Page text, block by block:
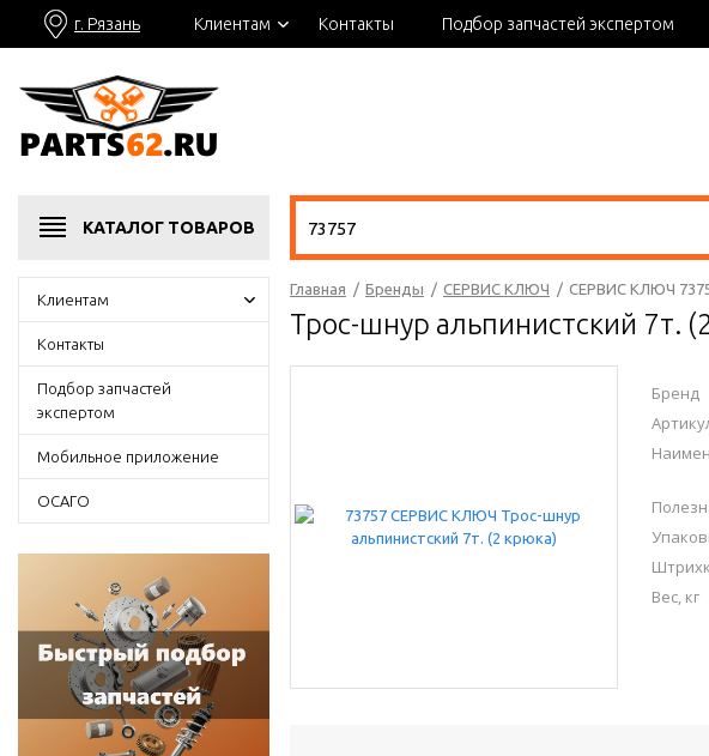
г. Рязань Клиентам Контакты Подбор запчастей экспертом
КАТАЛОГ ТОВАРОВ
Клиентам
Контакты
Подбор запчастей
экспертом
Мобильное приложение
ОСАГО
Главная / Бренды / СЕРВИС КЛЮЧ / СЕРВИС КЛЮЧ
Трос-шнур альпинистский
Бренд
Вес, кг